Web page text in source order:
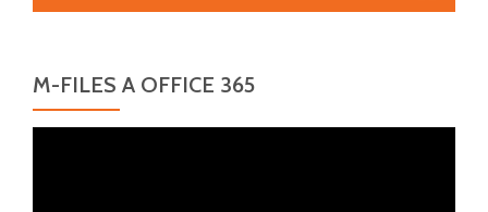
M-FILES A OFFICE 365